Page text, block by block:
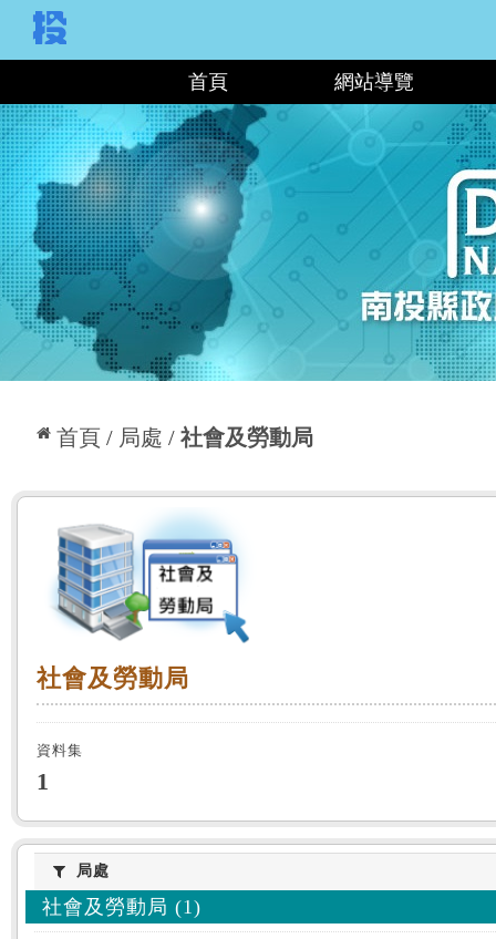
首頁 網站導覽
首頁 局處 社會及勞動局
::: 社會及勞動局
社會及勞動局
資料集
1
局處局處
社會及勞動局 (1)